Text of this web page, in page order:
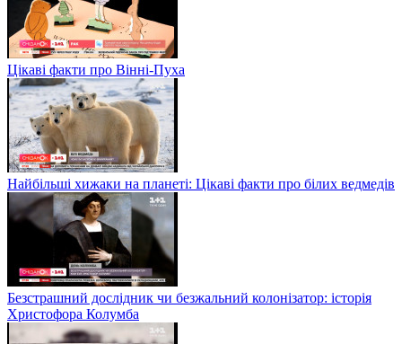
Цікаві факти про Вінні-Пуха
Найбільші хижаки на планеті: Цікаві факти про білих ведмедів
Безстрашний дослідник чи безжальний колонізатор: історія
Христофора Колумба